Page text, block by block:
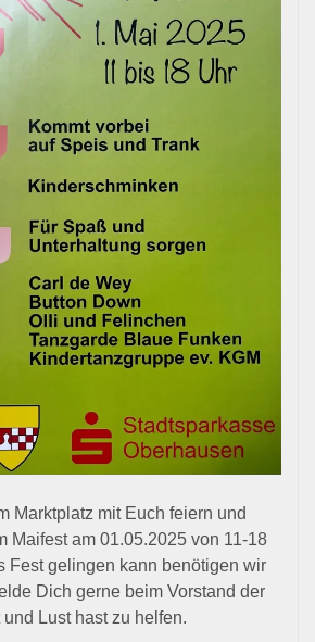
Marktplatz mit Euch feiern und
Maifest am 01.05.2025 von 11-18
Fest gelingen kann benötigen wir
Dich gerne beim Vorstand der
Lust hast zu helfen.